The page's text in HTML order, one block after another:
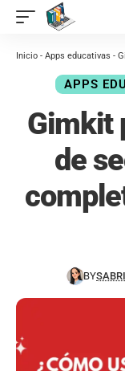
contenido
Inicio - Apps educativas -
APPS
Gimkit
de
BY